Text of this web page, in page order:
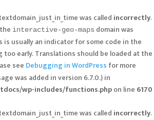
was called incorrectly.
interactive-geo-maps domain was
usually an indicator for some code in the
early. Translations should be loaded at the
see Debugging in WordPress for more
was added in version 6.7.0.) in
wp-includes/functions.phpon line 6170
was called incorrectly.